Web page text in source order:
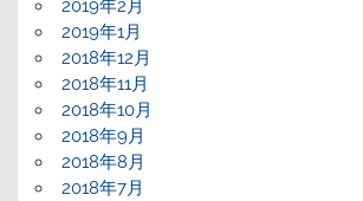
2019年2月
2019年1月
2018年12月
2018年11月
2018年10月
2018年9月
2018年8月
2018年7月